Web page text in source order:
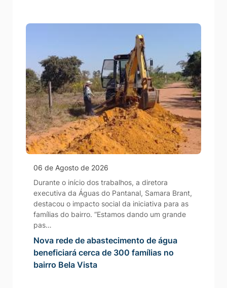
06 de Agosto de 2026
Durante o início dos trabalhos, a diretora
executiva da Águas do Pantanal, Samara Brant,
destacou o impacto social da iniciativa para as
famílias do bairro. “Estamos dando um grande
pas…
Nova rede de abastecimento de água
beneficiará cerca de 300 famílias no
bairro Bela Vista